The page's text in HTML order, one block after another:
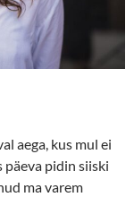
aega, kus mul ei
pidin siiski
ma varem